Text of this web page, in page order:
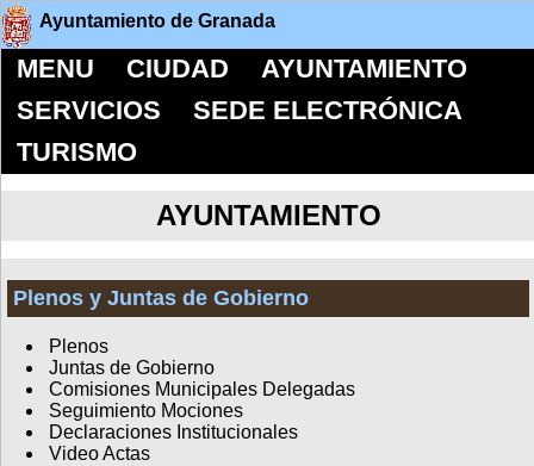
Ayuntamiento de Granada
MENU CIUDAD
AYUNTAMIENTO
SERVICIOS
SEDE ELECTRÓNICA
TURISMO
AYUNTAMIENTO
Plenos y Juntas de Gobierno
Plenos
Juntas de Gobierno
Comisiones Municipales Delegadas
Seguimiento Mociones
Declaraciones Institucionales
Video Actas